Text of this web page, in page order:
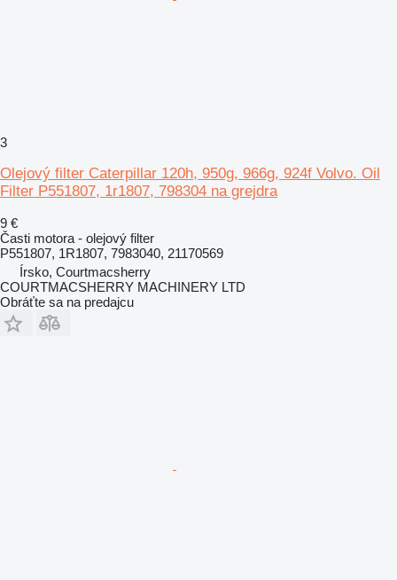
3
Olejový filter Caterpillar 120h, 950g, 966g, 924f Volvo. Oil
Filter P551807, 1r1807, 798304 na grejdra
9 €
Časti motora - olejový filter
P551807, 1R1807, 7983040, 21170569
Írsko, Courtmacsherry
COURTMACSHERRY MACHINERY LTD
Obráťte sa na predajcu